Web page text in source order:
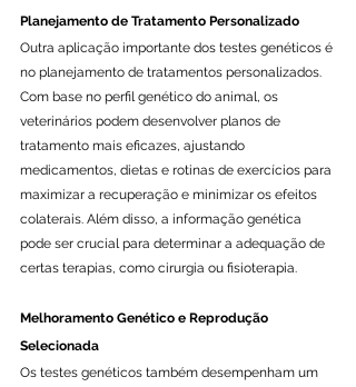
Planejamento de Tratamento Personalizado
Outra aplicação importante dos testes genéticos é
no planejamento de tratamentos personalizados.
Com base no perfil genético do animal, os
veterinários podem desenvolver planos de
tratamento mais eficazes, ajustando
medicamentos, dietas e rotinas de exercícios para
maximizar a recuperação e minimizar os efeitos
colaterais. Além disso, a informação genética
pode ser crucial para determinar a adequação de
certas terapias, como cirurgia ou fisioterapia.
Melhoramento Genético e Reprodução
Selecionada
Os testes genéticos também desempenham um